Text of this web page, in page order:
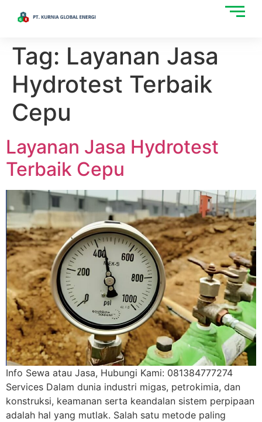
Tag: Layanan Jasa
Hydrotest Terbaik
Cepu
Layanan Jasa Hydrotest
Terbaik Cepu
Info Sewa atau Jasa, Hubungi Kami: 081384777274
Services Dalam dunia industri migas, petrokimia, dan
konstruksi, keamanan serta keandalan sistem perpipaan
adalah hal yang mutlak. Salah satu metode paling